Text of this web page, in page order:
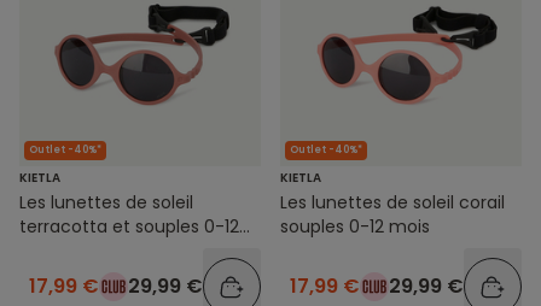
Outlet -40%*
KIETLA
Les lunettes de soleil
terracotta et souples 0-12
17,99 € 29,99 €
Outlet -40%*
KIETLA
Les lunettes de soleil corail
souples 0-12 mois
17,99 € 29,99 €